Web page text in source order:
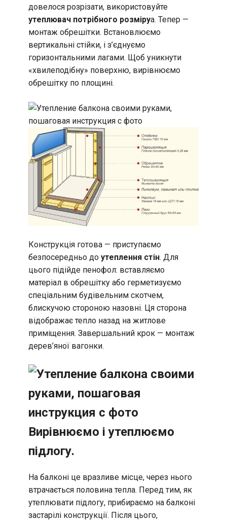
довелося розрізати, використовуйте
утеплювач потрібного розміруа. Тепер —
монтаж обрешітки. Встановлюємо
вертикальні стійки, і з’єднуємо
горизонтальними лагами. Щоб уникнути
«хвилеподібну» поверхню, вирівнюємо
обрешітку по площині.
Конструкція готова — приступаємо
безпосередньо до утеплення стін. Для
цього підійде пенофол: вставляємо
матеріал в обрешітку або герметизуємо
спеціальним будівельним скотчем,
блискучою стороною назовні. Ця сторона
відображає тепло назад на житлове
приміщення. Завершальний крок — монтаж
дерев’яної вагонки.
Вирівнюємо і утеплюємо
підлогу.
На балконі це вразливе місце, через нього
втрачається половина тепла. Перед тим, як
утеплювати підлогу, прибираємо на балконі
застарілі конструкції. Після цього,